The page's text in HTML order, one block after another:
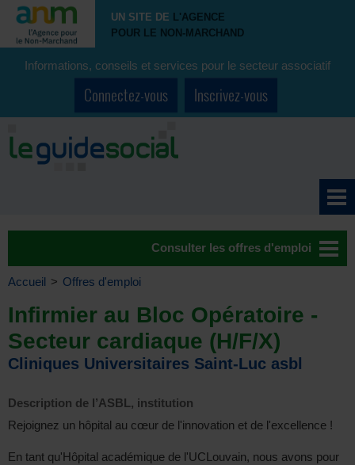
UN SITE DE L'AGENCE
POUR LE NON-MARCHAND
Informations, conseils et services pour le secteur associatif
Connectez-vous Inscrivez-vous
Consulter les offres d'emploi
Accueil > Offres d'emploi
Infirmier au Bloc Opératoire -
Secteur cardiaque (H/F/X)
Cliniques Universitaires Saint-Luc asbl
Description de l’ASBL, institution
Rejoignez un hôpital au cœur de l'innovation et de l'excellence !
En tant qu'Hôpital académique de l'UCLouvain, nous avons pour